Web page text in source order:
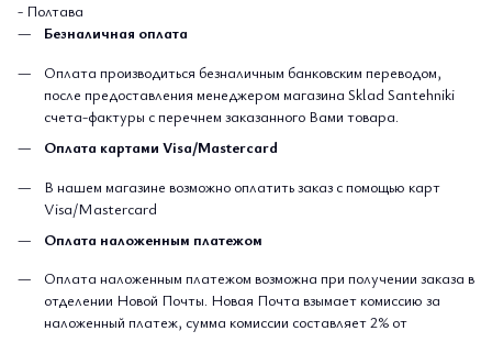
- Полтава
Безналичная оплата
Оплата производиться безналичным банковским переводом,
после предоставления менеджером магазина Sklad Santehniki
счета-фактуры с перечнем заказанного Вами товара.
Оплата картами Visa/Mastercard
В нашем магазине возможно оплатить заказ с помощью карт
Visa/Mastercard
Оплата наложенным платежом
Оплата наложенным платежом возможна при получении заказа в
отделении Новой Почты. Новая Почта взымает комиссию за
наложенный платеж, сумма комиссии составляет 2% от